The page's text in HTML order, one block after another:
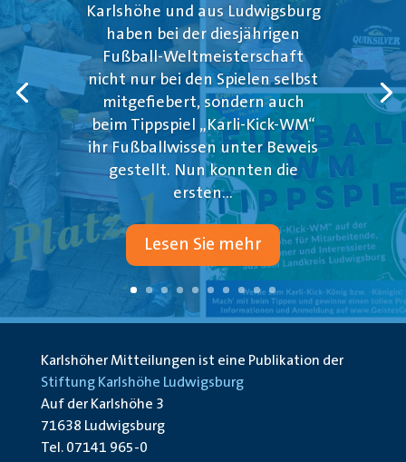
Karlshöhe und aus Ludwigsburg
haben bei der diesjährigen
Fußball-Weltmeisterschaft
nicht nur bei den Spielen selbst
mitgefiebert, sondern auch
beim Tippspiel „Karli-Kick-WM“
ihr Fußballwissen unter Beweis
gestellt. Nun konnten die
ersten...
Lesen Sie mehr
Karlshöher Mitteilungen ist eine Publikation der
Stiftung Karlshöhe Ludwigsburg
Auf der Karlshöhe 3
71638 Ludwigsburg
Tel. 07141 965-0